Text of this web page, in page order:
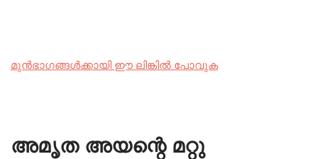
മുൻഭാഗങ്ങൾക്കായി ഈ ലിങ്കിൽ പോവുക
അമൃത അയന്റെ മറ്റു